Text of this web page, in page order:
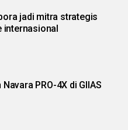
jadi mitra strategis
internasional
PRO-4X di GIIAS